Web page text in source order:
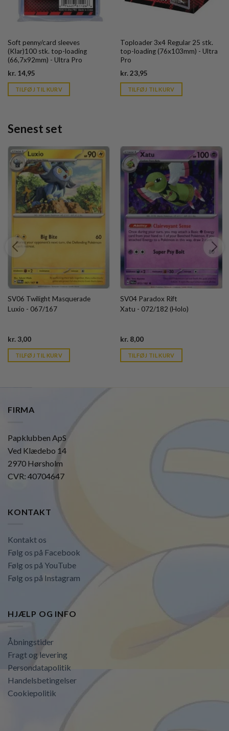
Soft penny/card sleeves
(Klar)100 stk. top-loading
(66,7x92mm) - Ultra Pro
kr. 14,95
is:
kr. 39,95.
TILFØJ TIL KURV
Toploader 3x4 Regular 25 stk.
top-loading (76x103mm) - Ultra
Pro
kr.23,95Current
is:
kr. 39,95.
TILFØJ TIL KURV
Senest set
SV06 Twilight Masquerade
Luxio - 067/167
kr. 3,00Current
is:
kr. 39,95.
TILFØJ TIL KURV
SV04 Paradox Rift
Xatu - 072/182 (Holo)
kr.8,00Current
is:
kr. 39,95.
TILFØJ TIL KURV
FIRMA
Papklubben ApS
Ved Klædebo 14
2970 Hørsholm
CVR: 40704647
KONTAKT
Kontakt os
Følg os på Facebook
Følg os på YouTube
Følg os på Instagram
HJÆLP OG INFO
Åbningstider
Fragt og levering
Persondatapolitik
Handelsbetingelser
Cookiepolitik